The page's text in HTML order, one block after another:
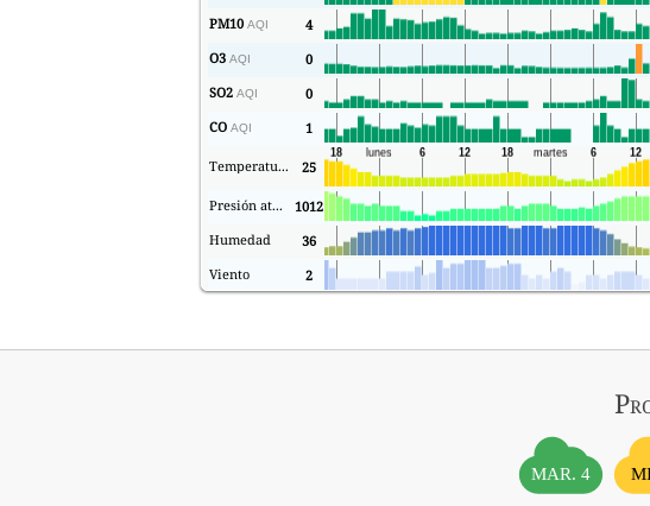
PM10 AQI 4
O3 AQI 0
SO2 AQI 0
CO AQI 1
Temperatura. 25
Presión atmosférica 1012
Humedad
36
Viento
2
MAR. 4